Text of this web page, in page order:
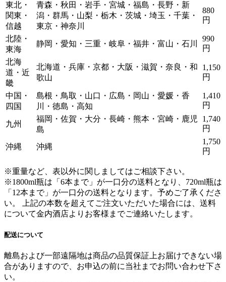
東北・
関東・
信越
青森・秋田・岩手・宮城・福島・長野・新
潟・群馬・山梨・栃木・茨城・埼玉・千葉・
東京・神奈川
880
円
北陸・
東海
静岡・愛知・三重・岐阜・福井・富山・石川
990
円
北海
道・近
畿
北海道・兵庫・京都・大阪・滋賀・奈良・和
歌山
1,150
円
中国・
四国
島根・鳥取・山口・広島・岡山・愛媛・香
川・徳島・高知
1,410
円
九州
福岡・佐賀・大分・長崎・熊本・宮崎・鹿児
島
1,740
円
沖縄 沖縄
1,750
円
※重量など、表以外に関しましてはご相談下さい。
※1800ml瓶は「6本まで」が一口分の送料となり、720ml瓶は
「12本まで」が一口分の送料となります。 予めご了承くださ
い。 上記の本数を超えてご注文いただいた場合には、送料
について金内酒店よりお客様までご連絡いたします。
配送について
離島および一部遠隔地は商品の品質保証上お届けできない場
合がありますので、お申込の前に当社までお問い合わせ下さ
い。